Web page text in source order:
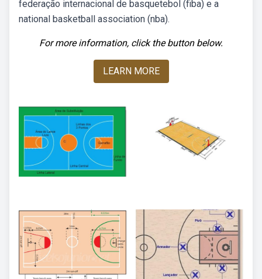
federação internacional de basquetebol (fiba) e a
national basketball association (nba).
For more information, click the button below.
LEARN MORE